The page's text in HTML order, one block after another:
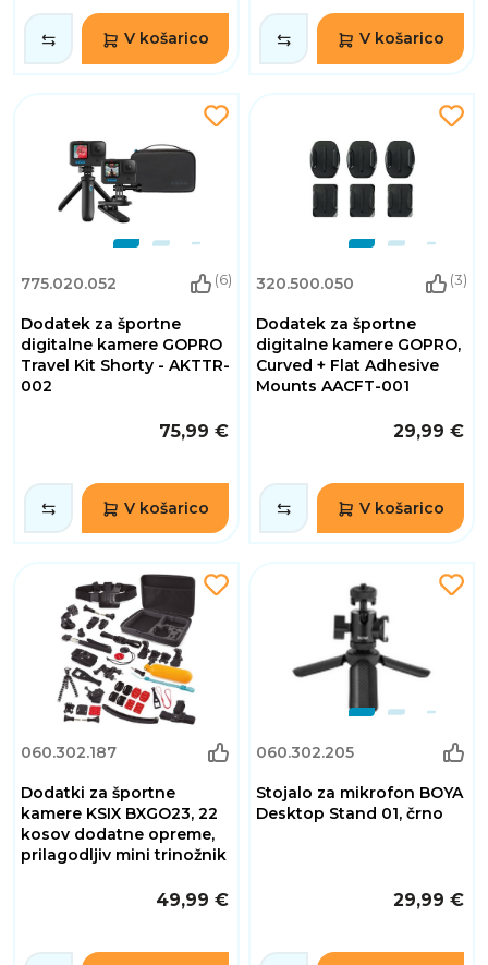
V košarico V košarico
775.020.052 (6)
Dodatek za športne
digitalne kamere GOPRO
Travel Kit Shorty - AKTTR-
002
75,99 €
V košarico
320.500.050 (3)
Dodatek za športne
digitalne kamere GOPRO,
Curved + Flat Adhesive
Mounts AACFT-001
29,99 €
V košarico
060.302.187
Dodatki za športne
kamere KSIX BXGO23, 22
kosov dodatne opreme,
prilagodljiv mini trinožnik
49,99 €
060.302.205
Stojalo za mikrofon BOYA
Desktop Stand 01, črno
29,99 €